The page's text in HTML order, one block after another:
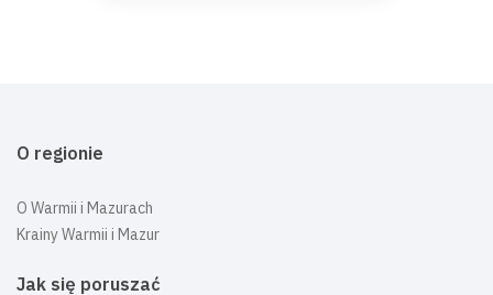
O regionie
O Warmii i Mazurach
Krainy Warmii i Mazur
Jak się poruszać